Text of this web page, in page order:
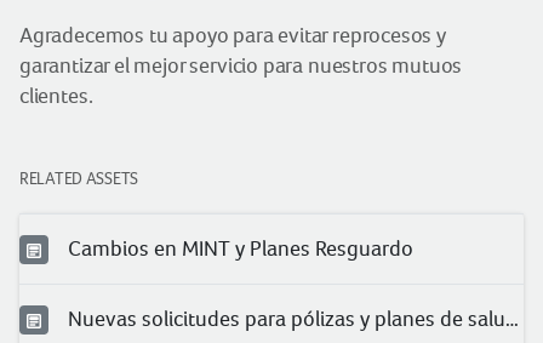
Agradecemos tu apoyo para evitar reprocesos y
garantizar el mejor servicio para nuestros mutuos
clientes.
RELATED ASSETS
Cambios en MINT y Planes Resguardo
Nuevas solicitudes para pólizas y planes de salud 2024